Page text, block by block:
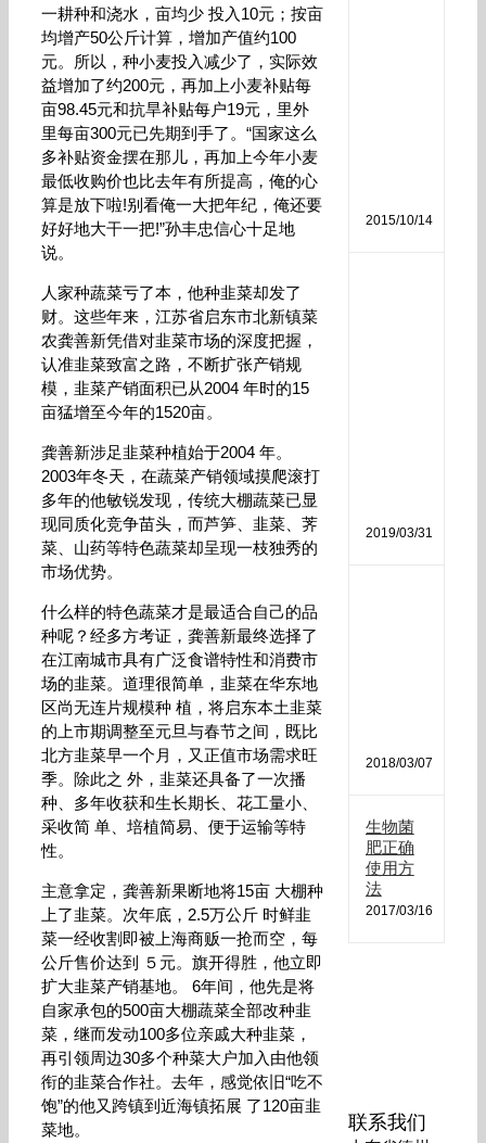
一耕种和浇水，亩均少 投入10元；按亩
均增产50公斤计算，增加产值约100
元。所以，种小麦投入减少了，实际效
益增加了约200元，再加上小麦补贴每
亩98.45元和抗旱补贴每户19元，里外
里每亩300元已先期到手了。“国家这么
多补贴资金摆在那儿，再加上今年小麦
最低收购价也比去年有所提高，俺的心
算是放下啦!别看俺一大把年纪，俺还要
好好地大干一把!”孙丰忠信心十足地
说。
人家种蔬菜亏了本，他种韭菜却发了
财。这些年来，江苏省启东市北新镇菜
农龚善新凭借对韭菜市场的深度把握，
认准韭菜致富之路，不断扩张产销规
模，韭菜产销面积已从2004 年时的15
亩猛增至今年的1520亩。
龚善新涉足韭菜种植始于2004 年。
2003年冬天，在蔬菜产销领域摸爬滚打
多年的他敏锐发现，传统大棚蔬菜已显
现同质化竞争苗头，而芦笋、韭菜、荠
菜、山药等特色蔬菜却呈现一枝独秀的
市场优势。
什么样的特色蔬菜才是最适合自己的品
种呢？经多方考证，龚善新最终选择了
在江南城市具有广泛食谱特性和消费市
场的韭菜。道理很简单，韭菜在华东地
区尚无连片规模种 植，将启东本土韭菜
的上市期调整至元旦与春节之间，既比
北方韭菜早一个月，又正值市场需求旺
季。除此之 外，韭菜还具备了一次播
种、多年收获和生长期长、花工量小、
采收简 单、培植简易、便于运输等特
性。
主意拿定，龚善新果断地将15亩 大棚种
上了韭菜。次年底，2.5万公斤 时鲜韭
菜一经收割即被上海商贩一抢而空，每
公斤售价达到 ５元。旗开得胜，他立即
扩大韭菜产销基地。 6年间，他先是将
自家承包的500亩大棚蔬菜全部改种韭
菜，继而发动100多位亲戚大种韭菜，
再引领周边30多个种菜大户加入由他领
衔的韭菜合作社。去年，感觉依旧“吃不
饱”的他又跨镇到近海镇拓展 了120亩韭
菜地。
2015/10/14
2019/03/31
2018/03/07
生物菌
肥正确
使用方
法
2017/03/16
联系我们